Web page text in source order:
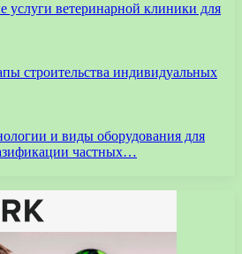
услуги ветеринарной клиники для
строительства индивидуальных
и виды оборудования для
частных…